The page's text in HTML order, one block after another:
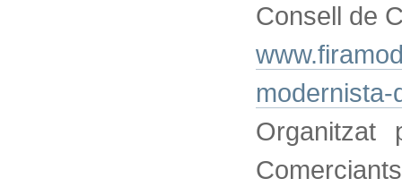
Consell de
Organitzat